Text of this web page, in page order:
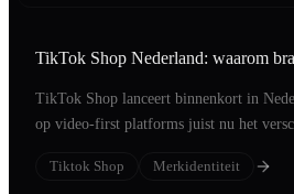
TikTok Shop Nederland: waarom
TikTok Shop lanceert binnenkort in
op video-first platforms juist nu het
Tiktok Shop
Merkidentiteit